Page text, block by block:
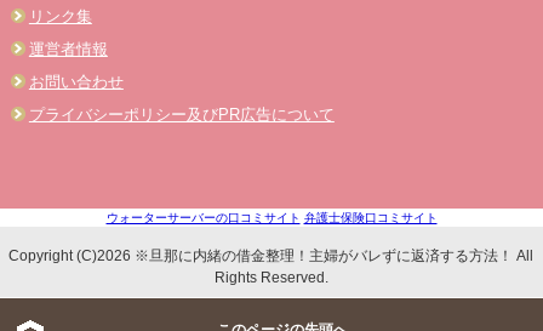
リンク集
運営者情報
お問い合わせ
プライバシーポリシー及びPR広告について
ウォーターサーバーの口コミサイト 弁護士保険口コミサイト
Copyright (C)2026 ※旦那に内緒の借金整理！主婦がバレずに返済する方法！ All
Rights Reserved.